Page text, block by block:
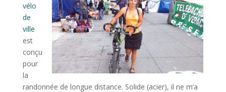
vélo
de
ville
est
conçu
pour
la
randonnée de longue distance. Solide (acier), il ne m’a